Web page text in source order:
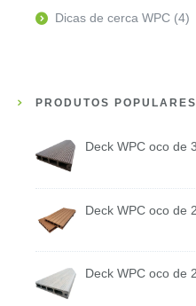
Dicas de cerca WPC (4)
PRODUTOS POPULARES
Deck WPC oco de
Deck WPC oco de
Deck WPC oco de